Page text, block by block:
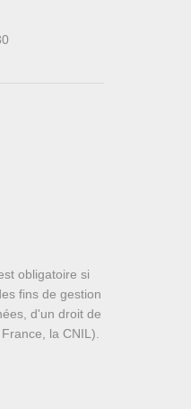
obligatoire si
fins de gestion
d'un droit de
la CNIL).